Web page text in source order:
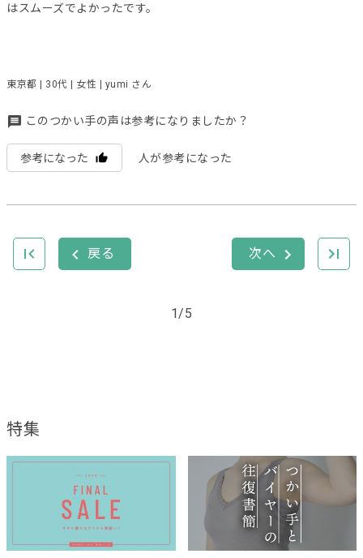
はスムーズでよかったです。
東京都 | 30代 | 女性 | yumi さん
このつかい手の声は参考になりましたか？
参考になった 人が参考になった
1/5
特集